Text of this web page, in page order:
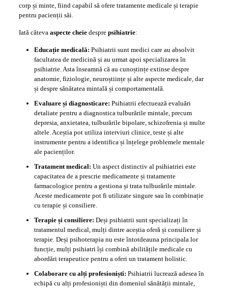
corp și minte, fiind capabil să ofere tratamente medicale și terapie
pentru pacienții săi.
Iată câteva aspecte cheiedespre psihiatrie:
Educație medicală: Psihiatrii sunt medici care au absolvit
facultatea de medicină și au urmat apoi specializarea în
psihiatrie. Asta înseamnă că au cunoștințe extinse despre
anatomie, fiziologie, neuroștiințe și alte aspecte medicale, dar
și despre sănătatea mintală și comportamentală.
Evaluare și diagnosticare: Psihiatrii efectuează evaluări
detaliate pentru a diagnostica tulburările mintale, precum
depresia, anxietatea, tulburările bipolare, schizofrenia și multe
altele. Aceștia pot utiliza interviuri clinice, teste și alte
instrumente pentru a identifica și înțelege problemele mentale
ale pacienților.
Tratament medical: Un aspect distinctiv al psihiatriei este
capacitatea de a prescrie medicamente și tratamente
farmacologice pentru a gestiona și trata tulburările mintale.
Aceste medicamente pot fi utilizate singure sau în combinație
cu terapie și consiliere.
Terapie și consiliere: Deși psihiatrii sunt specializați în
tratamentul medical, mulți dintre aceștia oferă și consiliere și
terapie. Deși psihoterapia nu este întotdeauna principala lor
funcție, mulți psihiatri își combină abilitățile medicale cu
abordări terapeutice pentru a oferi un tratament holistic.
Colaborare cu alți profesioniști: Psihiatrii lucrează adesea în
echipă cu alți profesioniști din domeniul sănătății mintale,